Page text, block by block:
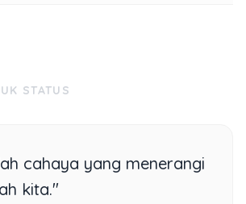
STATUS
cahaya yang menerangi
kita."